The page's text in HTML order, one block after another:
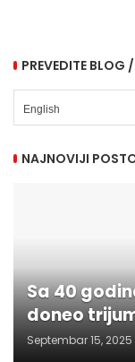
PREVEDITE BLOG
NAJNOVIJI
Sa 40
doneo
Septembar 15, 2025